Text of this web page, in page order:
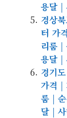
용달 |
경상
터 가
리룸 |
용달 |
경기
가격 |
룸 |
달 |